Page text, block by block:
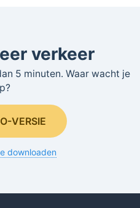
verkeer
5 minuten. Waar wacht je
VERSIE
downloaden